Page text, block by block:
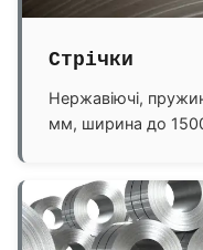
Стрічки
Нержавіючі,
мм, ширина до